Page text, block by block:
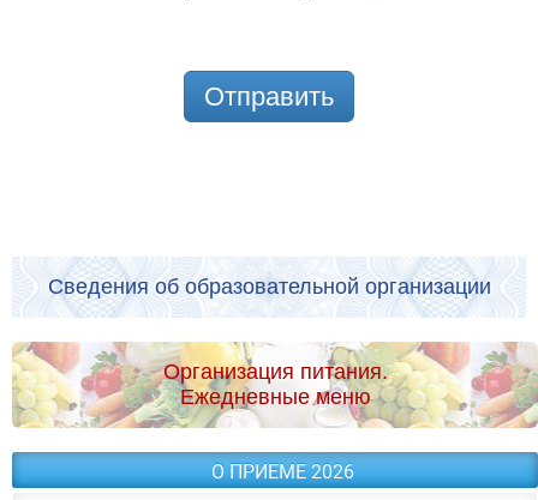
Отправить
Сведения об образовательной организации
Организация питания.
Ежедневные меню
О ПРИЕМЕ 2026